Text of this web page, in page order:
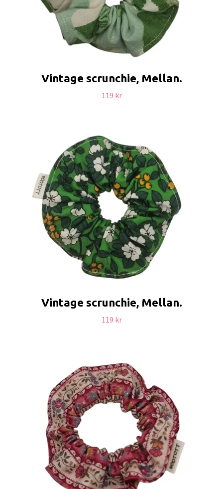
Vintage scrunchie, Mellan.
119 kr
Vintage scrunchie, Mellan.
119 kr